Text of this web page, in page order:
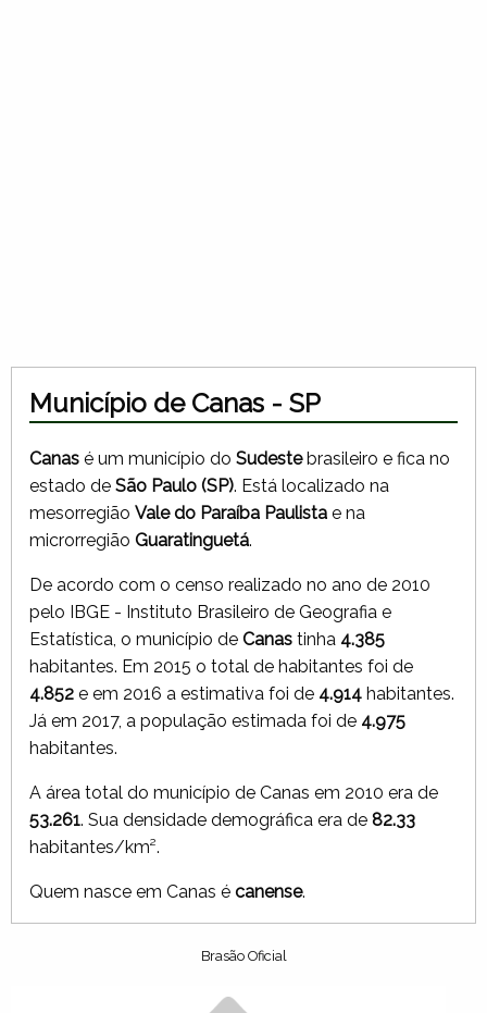
Município de Canas - SP
Canas é um município do Sudestebrasileiro e fica no
estado de São Paulo (SP). Está localizado na
mesorregião Vale do Paraíba Paulista e na
microrregião Guaratinguetá.
De acordo com o censo realizado no ano de 2010
pelo IBGE - Instituto Brasileiro de Geografia e
Estatística, o município de Canas tinha 4.385
habitantes. Em 2015 o total de habitantes foi de
4.852 e em 2016 a estimativa foi de 4.914 habitantes.
Já em 2017, a população estimada foi de 4.975
habitantes.
A área total do município de Canas em 2010 era de
53.261. Sua densidade demográfica era de 82.33
habitantes/km².
Quem nasce em Canas é canense.
Brasão Oficial